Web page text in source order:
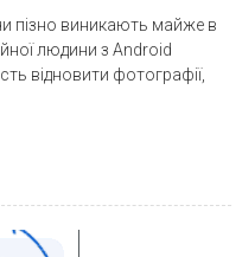
пізно виникають майже в
людини з Android
відновити фотографії,